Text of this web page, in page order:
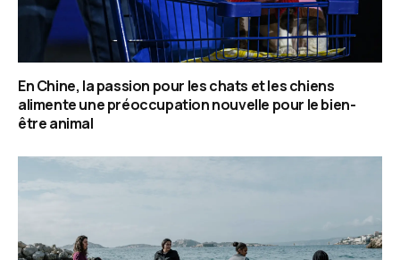
En Chine, la passion pour les chats et les chiens
alimente une préoccupation nouvelle pour le bien-
être animal